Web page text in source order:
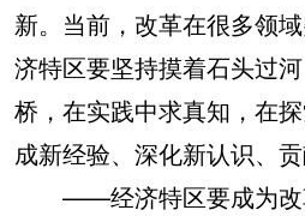
新。当前，改革在很多领
济特区要坚持摸着石头过
桥，在实践中求真知，在
成新经验、深化新认识、贡
——经济特区要成为改